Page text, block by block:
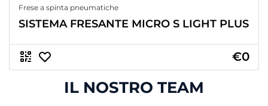
Frese a spinta pneumatiche
SISTEMA FRESANTE MICRO S LIGHT PLUS
€0
IL NOSTRO TEAM